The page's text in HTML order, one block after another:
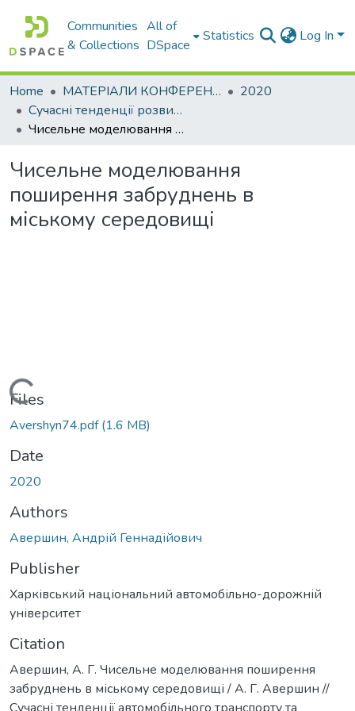
Communities
& Collections
All of
DSpace
Statistics Log In
Home МАТЕРІАЛИ КОНФЕРЕНЦІЙ
2020
Сучасні тенденції розвитку автомобільного транспорту та галузевого машинобудування
Чисельне моделювання поширення забруднень в міському середовищі
Чисельне моделювання
поширення забруднень в
міському середовищі
Loading...
Files
Avershyn74.pdf(1.6 MB)
Date
2020
Authors
Авершин, Андрій Геннадійович
Publisher
Харківський національний автомобільно-дорожній
університет
Citation
Авершин, А. Г. Чисельне моделювання поширення
забруднень в міському середовищі / А. Г. Авершин //